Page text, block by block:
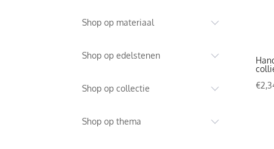
Shop op materiaal
Shop op edelstenen
Shop op collectie
Shop op thema
€